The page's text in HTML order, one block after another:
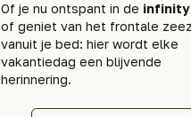
Of je nu ontspant in de infinity
of geniet van het frontale
vanuit je bed: hier wordt elke
vakantiedag een blijvende
herinnering.